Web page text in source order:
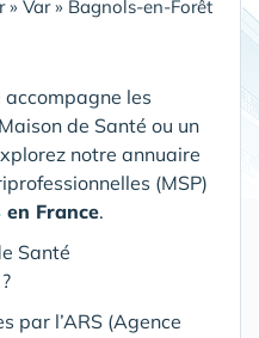
» Var» Bagnols-en-Forêt
accompagne les
de Santé ou un
notre annuaire
(MSP)
en France.
Santé
par l’ARS (Agence